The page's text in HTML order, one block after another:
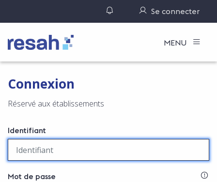
Gérer ses notifications
Se connecter
Logo Resah MENU
Connexion
Réservé aux établissements
Identifiant
Mot de passe